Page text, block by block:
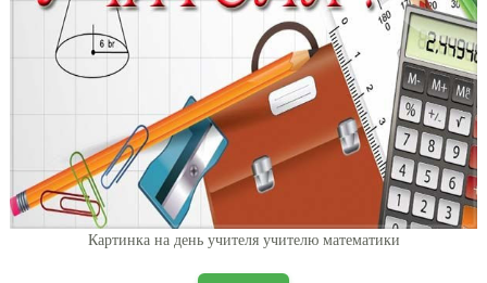
Картинка на день учителя учителю математики